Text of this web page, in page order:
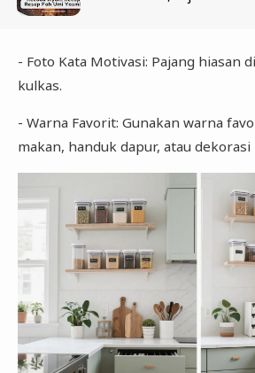
- Foto Kata Motivasi: Pajang hiasan
kulkas.
- Warna Favorit: Gunakan warna
makan, handuk dapur, atau dekorasi